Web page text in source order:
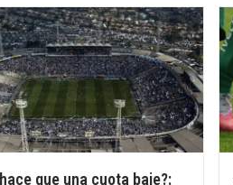
que una cuota baje?: